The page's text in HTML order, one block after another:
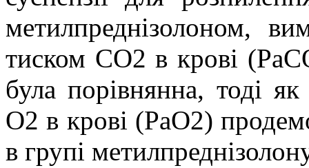
метилпреднізолоном,
тиском CO2 в крові
була порівнянна, тоді
O2 в крові (РаО2)
в групі